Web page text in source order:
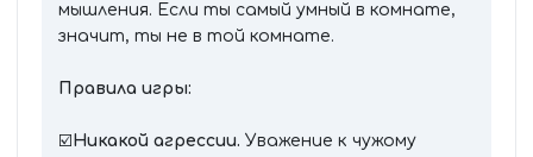
мышления. Если ты самый умный в комнате,
значит, ты не в той комнате.
Правила игры:
☑️ Никакой агрессии. Уважение к чужому